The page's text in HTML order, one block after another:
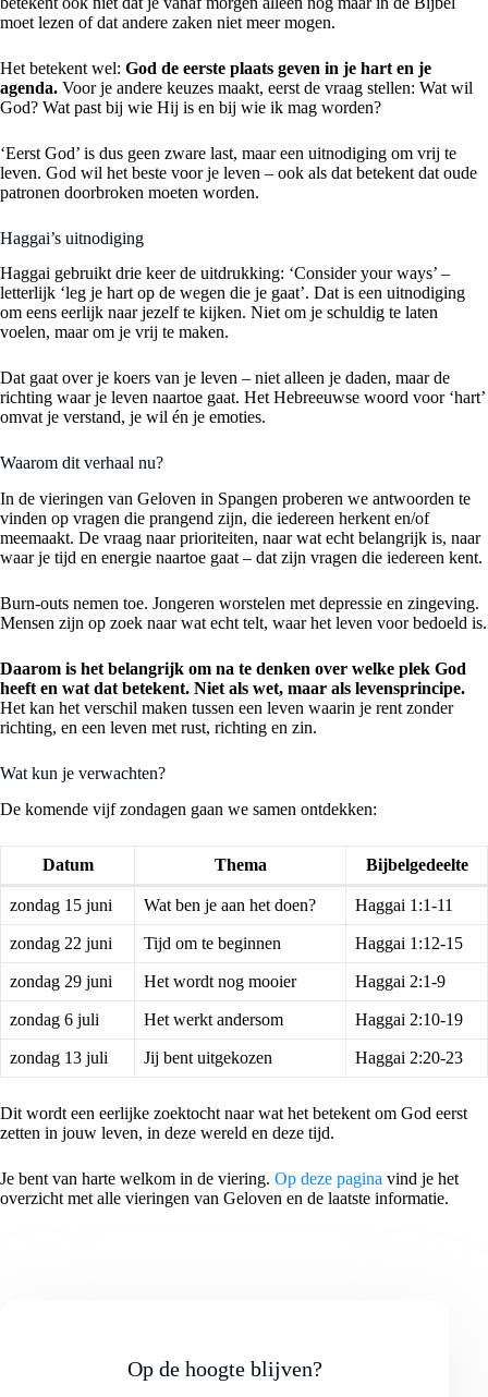
moet lezen of dat andere zaken niet meer mogen.
Het betekent wel: God de eerste plaats geven in je hart en je
agenda. Voor je andere keuzes maakt, eerst de vraag stellen: Wat wil
God? Wat past bij wie Hij is en bij wie ik mag worden?
‘Eerst God’ is dus geen zware last, maar een uitnodiging om vrij te
leven. God wil het beste voor je leven – ook als dat betekent dat oude
patronen doorbroken moeten worden.
Haggai’s uitnodiging
Haggai gebruikt drie keer de uitdrukking: ‘Consider your ways’ –
letterlijk ‘leg je hart op de wegen die je gaat’. Dat is een uitnodiging
om eens eerlijk naar jezelf te kijken. Niet om je schuldig te laten
voelen, maar om je vrij te maken.
Dat gaat over je koers van je leven – niet alleen je daden, maar de
richting waar je leven naartoe gaat. Het Hebreeuwse woord voor ‘hart’
omvat je verstand, je wil én je emoties.
Waarom dit verhaal nu?
In de vieringen van Geloven in Spangen proberen we antwoorden te
vinden op vragen die prangend zijn, die iedereen herkent en/of
meemaakt. De vraag naar prioriteiten, naar wat echt belangrijk is, naar
waar je tijd en energie naartoe gaat – dat zijn vragen die iedereen kent.
Burn-outs nemen toe. Jongeren worstelen met depressie en zingeving.
Mensen zijn op zoek naar wat echt telt, waar het leven voor bedoeld is.
Daarom is het belangrijk om na te denken over welke plek God
heeft en wat dat betekent. Niet als wet, maar als levensprincipe.
Het kan het verschil maken tussen een leven waarin je rent zonder
richting, en een leven met rust, richting en zin.
Wat kun je verwachten?
De komende vijf zondagen gaan we samen ontdekken:
Datum Thema Bijbelgedeelte
zondag 15 juni Wat ben je aan het doen? Haggai 1:1-11
zondag 22 juni Tijd om te beginnen Haggai 1:12-15
zondag 29 juni Het wordt nog mooier Haggai 2:1-9
zondag 6 juli Het werkt andersom Haggai 2:10-19
zondag 13 juli Jij bent uitgekozen Haggai 2:20-23
Dit wordt een eerlijke zoektocht naar wat het betekent om God eerst
zetten in jouw leven, in deze wereld en deze tijd.
Je bent van harte welkom in de viering. Op deze pagina vind je het
overzicht met alle vieringen van Geloven en de laatste informatie.
Op de hoogte blijven?